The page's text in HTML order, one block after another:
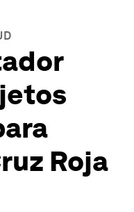
Roja